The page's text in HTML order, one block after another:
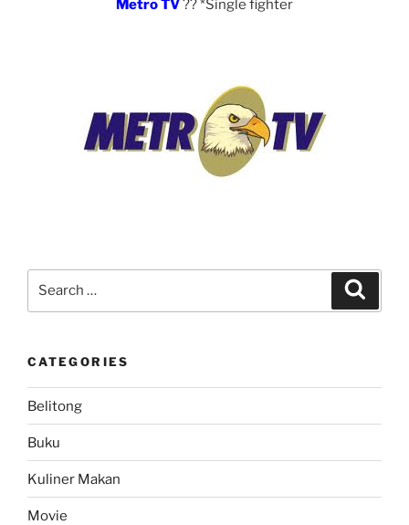
Metro TV?? *Single fighter
CATEGORIES
Belitong
Buku
Kuliner Makan
Movie